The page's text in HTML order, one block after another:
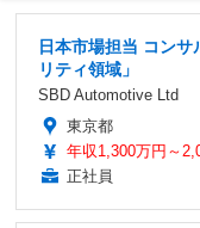
日本市場担当 コン
リティ領域」
SBD Automotive Ltd
東京都
年収1,300万円～
正社員